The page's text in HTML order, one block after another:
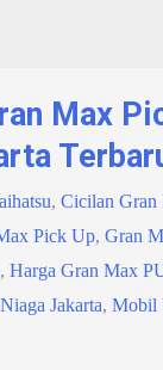
Max
, Cicilan Gran
Pick Up, Gran
, Harga Gran Max
Jakarta, Mobil